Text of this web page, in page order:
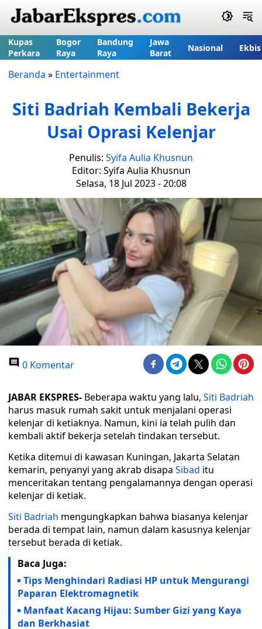
Kupas
Perkara
Bogor
Raya
Bandung
Raya
Jawa
Barat
Nasional Ekbis
Beranda » Entertainment
Siti Badriah Kembali Bekerja
Usai Oprasi Kelenjar
Penulis: Syifa Aulia Khusnun
Editor: Syifa Aulia Khusnun
Selasa, 18 Jul 2023 - 20:08
0 Komentar
JABAR EKSPRES- Beberapa waktu yang lalu, Siti Badriah
harus masuk rumah sakit untuk menjalani operasi
kelenjar di ketiaknya. Namun, kini ia telah pulih dan
kembali aktif bekerja setelah tindakan tersebut.
Ketika ditemui di kawasan Kuningan, Jakarta Selatan
kemarin, penyanyi yang akrab disapa Sibad itu
menceritakan tentang pengalamannya dengan operasi
kelenjar di ketiak.
Siti Badriah mengungkapkan bahwa biasanya kelenjar
berada di tempat lain, namun dalam kasusnya kelenjar
tersebut berada di ketiak.
Baca Juga:
Tips Menghindari Radiasi HP untuk Mengurangi
Paparan Elektromagnetik
Manfaat Kacang Hijau: Sumber Gizi yang Kaya
dan Berkhasiat